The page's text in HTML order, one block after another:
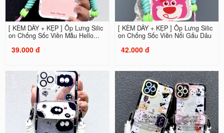
[ KÈM DÂY + KẸP ] Ốp Lưng Silic
on Chống Sốc Viền Mẫu Hello...
39.000 đ
[ KÈM DÂY + KẸP ] Ốp Lưng Silic
on Chống Sốc Viền Nổi Gấu Dâu
42.000 đ